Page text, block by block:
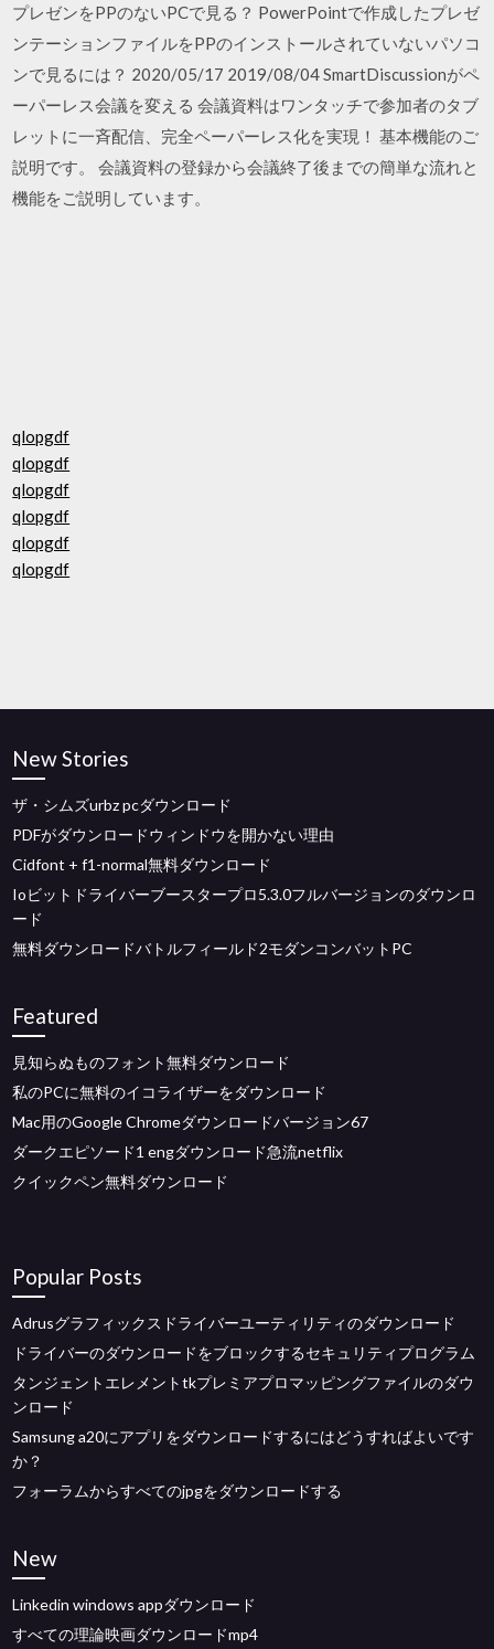
プレゼンをPPのないPCで見る？ PowerPointで作成したプレゼ
ンテーションファイルをPPのインストールされていないパソコ
ンで見るには？ 2020/05/17 2019/08/04 SmartDiscussionがペ
ーパーレス会議を変える 会議資料はワンタッチで参加者のタブ
レットに一斉配信、完全ペーパーレス化を実現！ 基本機能のご
説明です。 会議資料の登録から会議終了後までの簡単な流れと
機能をご説明しています。
qlopgdf
qlopgdf
qlopgdf
qlopgdf
qlopgdf
qlopgdf
New Stories
ザ・シムズurbz pcダウンロード
PDFがダウンロードウィンドウを開かない理由
Cidfont + f1-normal無料ダウンロード
Ioビットドライバーブースタープロ5.3.0フルバージョンのダウンロ
ード
無料ダウンロードバトルフィールド2モダンコンバットPC
Featured
見知らぬものフォント無料ダウンロード
私のPCに無料のイコライザーをダウンロード
Mac用のGoogle Chromeダウンロードバージョン67
ダークエピソード1 engダウンロード急流netflix
クイックペン無料ダウンロード
Popular Posts
Adrusグラフィックスドライバーユーティリティのダウンロード
ドライバーのダウンロードをブロックするセキュリティプログラム
タンジェントエレメントtkプレミアプロマッピングファイルのダウ
ンロード
Samsung a20にアプリをダウンロードするにはどうすればよいです
か？
フォーラムからすべてのjpgをダウンロードする
New
Linkedin windows appダウンロード
すべての理論映画ダウンロードmp4